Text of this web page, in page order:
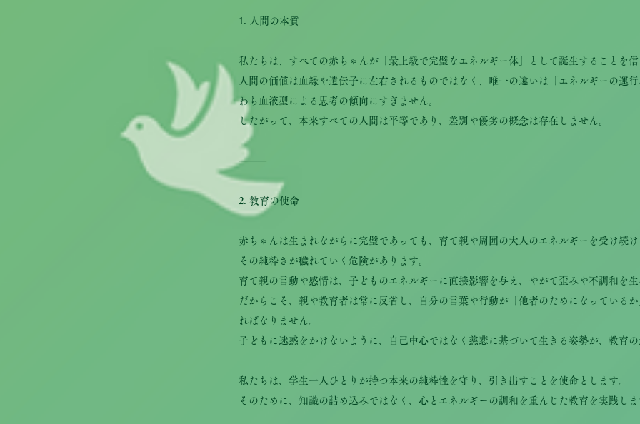
1. 人間の本質
私たちは、すべての赤ちゃんが「最上級で完璧なエネルギー体」として誕生することを
人間の価値は血縁や遺伝子に左右されるものではなく、唯一の違いは「エネルギーの運
わち血液型による思考の傾向にすぎません。
したがって、本来すべての人間は平等であり、差別や優劣の概念は存在しません。
⸻
2. 教育の使命
赤ちゃんは生まれながらに完璧であっても、育て親や周囲の大人のエネルギーを受け続
その純粋さが穢れていく危険があります。
育て親の言動や感情は、子どものエネルギーに直接影響を与え、やがて歪みや不調和を
だからこそ、親や教育者は常に反省し、自分の言葉や行動が「他者のためになっている
ればなりません。
子どもに迷惑をかけないように、自己中心ではなく慈悲に基づいて生きる姿勢が、教育
私たちは、学生一人ひとりが持つ本来の純粋性を守り、引き出すことを使命とします。
そのために、知識の詰め込みではなく、心とエネルギーの調和を重んじた教育を実践し